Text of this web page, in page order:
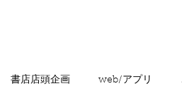
書店店頭企画 web/アプリ